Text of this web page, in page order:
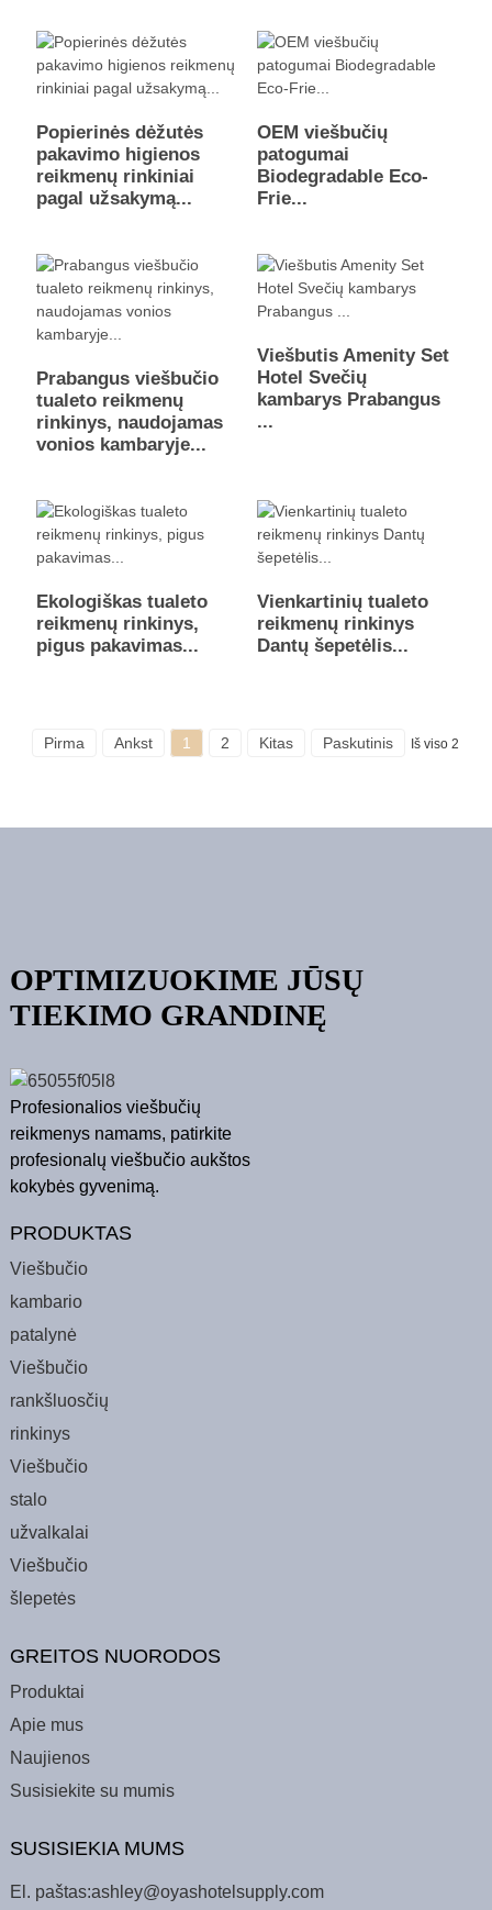
Popierinės dėžutės
pakavimo higienos
reikmenų rinkiniai
pagal užsakymą...
OEM viešbučių
patogumai
Biodegradable Eco-
Frie...
Prabangus viešbučio
tualeto reikmenų
rinkinys, naudojamas
vonios kambaryje...
Viešbutis Amenity Set
Hotel Svečių
kambarys Prabangus
...
Ekologiškas tualeto
reikmenų rinkinys,
pigus pakavimas...
Vienkartinių tualeto
reikmenų rinkinys
Dantų šepetėlis...
Pirma Ankst 1 2 Kitas Paskutinis Iš viso 2
OPTIMIZUOKIME JŪSŲ
TIEKIMO GRANDINĘ
Profesionalios viešbučių
reikmenys namams, patirkite
profesionalų viešbučio aukštos
kokybės gyvenimą.
PRODUKTAS
Viešbučio
kambario
patalynė
Viešbučio
rankšluosčių
rinkinys
Viešbučio
stalo
užvalkalai
Viešbučio
šlepetės
GREITOS NUORODOS
Produktai
Apie mus
Naujienos
Susisiekite su mumis
SUSISIEKIA MUMS
El. paštas:ashley@oyashotelsupply.com